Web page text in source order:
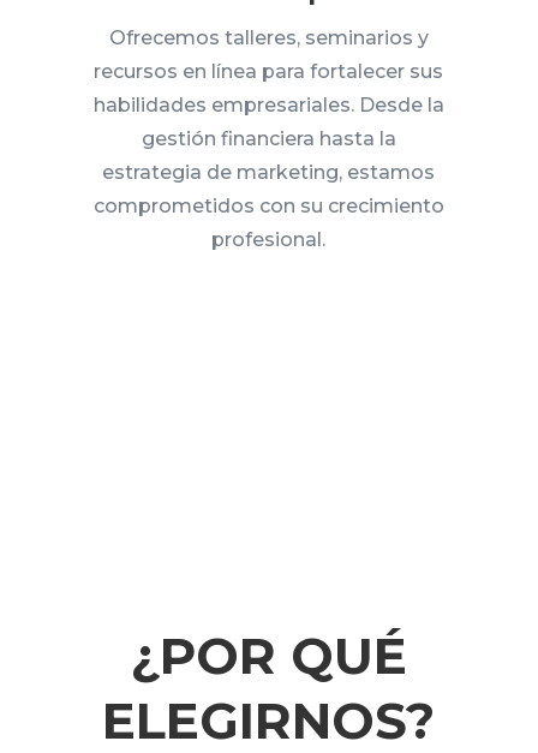
Ofrecemos talleres, seminarios y
recursos en línea para fortalecer sus
habilidades empresariales. Desde la
gestión financiera hasta la
estrategia de marketing, estamos
comprometidos con su crecimiento
profesional.
¿POR QUÉ
ELEGIRNOS?